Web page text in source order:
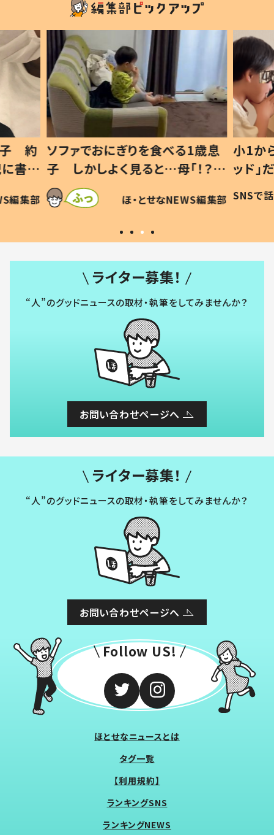
子 約
書い
編集部
ソファでおにぎりを食べる1歳息
子 しかしよく見ると…母「！？」
すべてを察した母の投稿に「可愛
いから許す！」「現行犯〜」
ほ・とせなNEWS編集部
小1か
ッド
作り
#令和
SNSで
ライター募集！
“人”のグッドニュースの取材・執筆をしてみませんか？
お問い合わせページへ
ライター募集！
“人”のグッドニュースの取材・執筆をしてみませんか？
お問い合わせページへ
Follow US!
ほとせなニュースとは
タグ一覧
【利用規約】
ランキングSNS
ランキングNEWS